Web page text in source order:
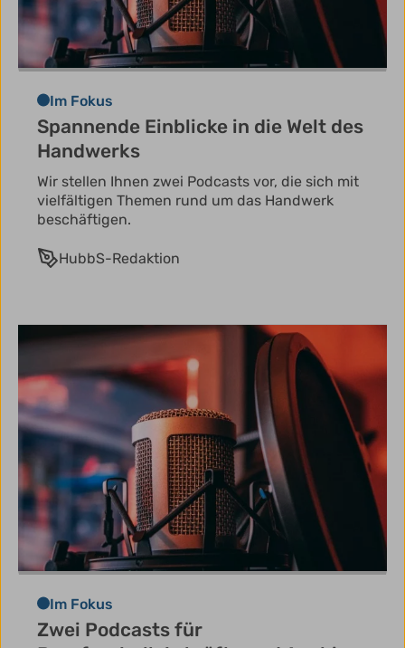
Im Fokus
Spannende Einblicke in die Welt des
Handwerks
Wir stellen Ihnen zwei Podcasts vor, die sich mit
vielfältigen Themen rund um das Handwerk
beschäftigen.
HubbS-Redaktion
Im Fokus
Zwei Podcasts für